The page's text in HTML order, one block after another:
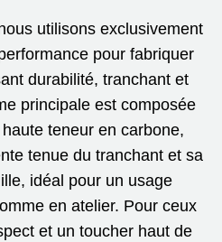
utilisons exclusivement
pour fabriquer
durabilité, tranchant et
principale est composée
teneur en carbone,
tenue du tranchant et sa
idéal pour un usage
en atelier. Pour ceux
et un toucher haut de